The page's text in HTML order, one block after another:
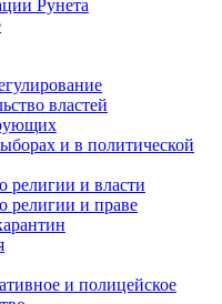
Рунета
властей
и в политической
религии и власти
религии и праве
и полицейское